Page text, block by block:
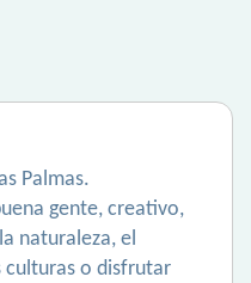
Palmas.
gente, creativo,
naturaleza, el
culturas o disfrutar